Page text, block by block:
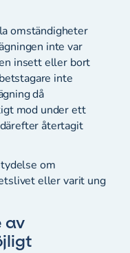
omständigheter
inte var
insett eller bort
inte
då
mod under ett
återtagit
om
eller varit ung
av